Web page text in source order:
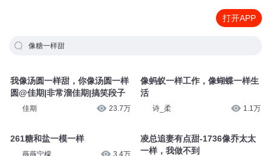
打开APP
像糖一样甜
我像汤圆一样甜，你像汤圆一样
圆@佳期|非常溜佳期|搞笑段子
佳期 23.7万
261糖和盐一模一样
薇薇宁檬 3.4万
像蚂蚁一样工作，像蝴蝶一样生
活
诗_柔 1.1万
凌总追妻有点甜-1736像乔太太
一样，我做不到